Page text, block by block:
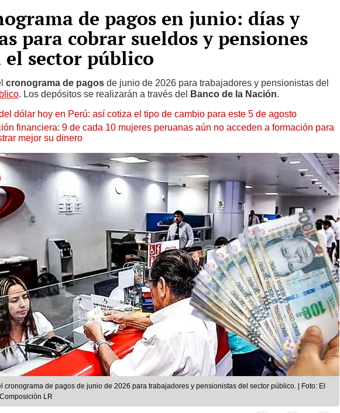
de pagos en junio: días y
para cobrar sueldos y pensiones
el sector público
cronograma de pagos de junio de 2026 para trabajadores y pensionistas del
. Los depósitos se realizarán a través del Banco de la Nación.
dólar hoy en Perú: así cotiza el tipo de cambio para este 5 de agosto
financiera: 9 de cada 10 mujeres peruanas aún no acceden a formación para
mejor su dinero
cronograma de pagos de junio de 2026 para trabajadores y pensionistas del sector público. | Foto: El
LR